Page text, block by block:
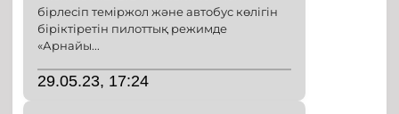
бірлесіп теміржол және автобус көлігін
біріктіретін пилоттық режимде
«Арнайы...
29.05.23, 17:24